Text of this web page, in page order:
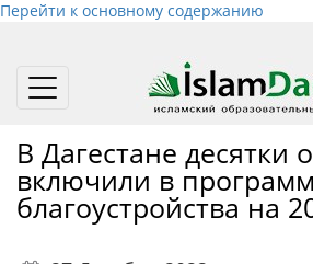
Перейти к основному содержанию
Toggle
В Дагестане десятки
включили в
благоустройства на